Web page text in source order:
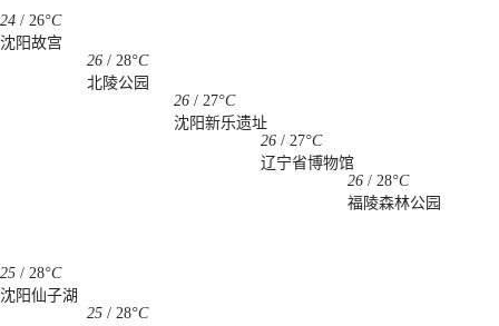
24 / 26°C
沈阳故宫
26 / 28°C
北陵公园
26 / 27°C
沈阳新乐遗址
26 / 27°C
辽宁省博物馆
26 / 28°C
福陵森林公园
25 / 28°C
沈阳仙子湖
25 / 28°C